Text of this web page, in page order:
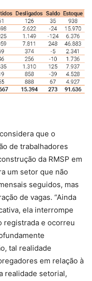
que o
de trabalhadores
da RMSP em
um setor que não
seguidos, mas
de vagas. “Ainda
ela interrompe
registrada e ocorreu
tal realidade
em relação à
realidade setorial,